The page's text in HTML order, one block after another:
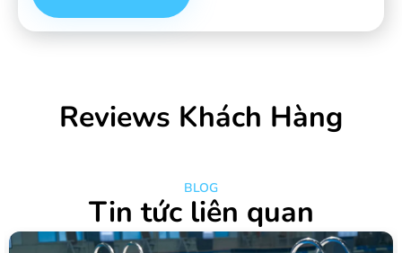
Reviews Khách Hàng
BLOG
Tin tức liên quan